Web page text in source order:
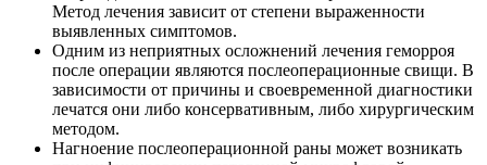
Метод лечения зависит от степени выраженности
выявленных симптомов.
Одним из неприятных осложнений лечения геморроя
после операции являются послеоперационные свищи. В
зависимости от причины и своевременной диагностики
лечатся они либо консервативным, либо хирургическим
методом.
Нагноение послеоперационной раны может возникать